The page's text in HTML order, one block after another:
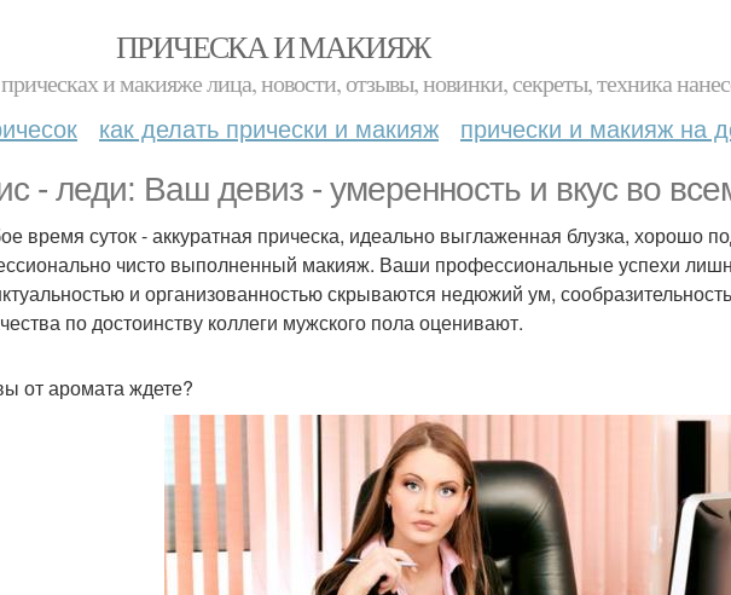
ПРИЧЕСКА И МАКИЯЖ
и макияже лица, новости, отзывы, новинки, секреты, техника
как делать прически и макияж прически и макияж на
- леди: Ваш девиз - умеренность и вкус во
время суток - аккуратная прическа, идеально выглаженная блузка, хорошо
чисто выполненный макияж. Ваши профессиональные успехи
и организованностью скрываются недюжий ум,
по достоинству коллеги мужского пола оценивают.
от аромата ждете?